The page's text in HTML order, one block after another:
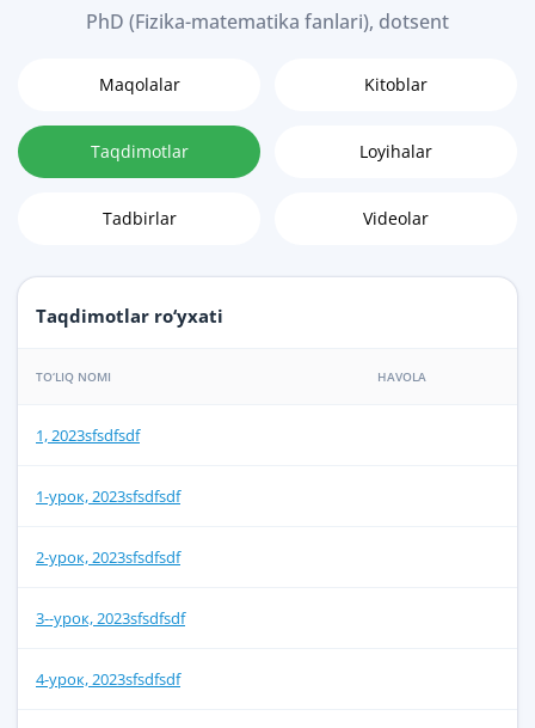
PhD (Fizika-matematika fanlari), dotsent
Maqolalar Kitoblar
Taqdimotlar Loyihalar
Tadbirlar Videolar
Taqdimotlar ro‘yxati
TO‘LIQ NOMI HAVOLA
1, 2023sfsdfsdf
1-урок, 2023sfsdfsdf
2-урок, 2023sfsdfsdf
3--урок, 2023sfsdfsdf
4-урок, 2023sfsdfsdf